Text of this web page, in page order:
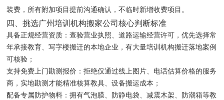
装费，所有附加项目提前沟通确认，不临时新增收费项目。
四、挑选广州培训机构搬家公司核心判断标准
具备正规经营资质：查验营业执照、道路运输经营许可，优先选择常
年承接教育、写字楼搬迁的本地企业，有大量培训机构搬迁落地案例
可核验；
支持免费上门勘测报价：拒绝仅通过线上图片、电话估算价格的服务
商，实地勘测才能精准核算教具、设备搬运成本；
配备专属防护物料：拥有气泡膜、防静电袋、减震木架、防潮箱等教